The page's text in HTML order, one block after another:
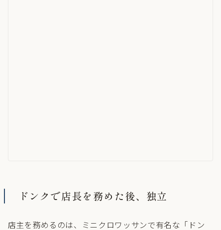
ドンクで店長を務めた後、独立
店主を務めるのは、ミニクロワッサンで有名な「ドン